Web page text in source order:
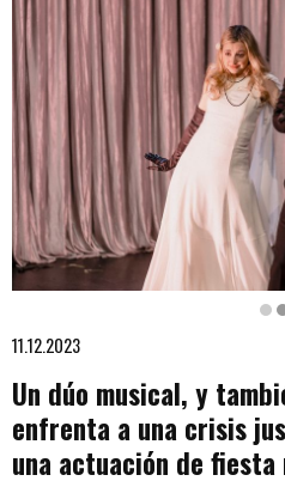
Diapositiva 2 de 2
11.12.2023
Un dúo musical, y
enfrenta a una crisis
una actuación de